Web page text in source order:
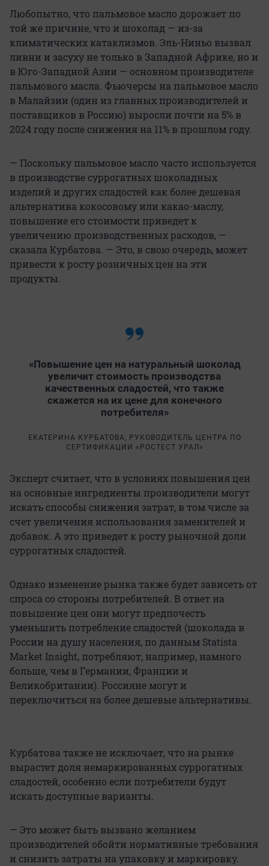
Любопытно, что пальмовое масло дорожает по
той же причине, что и шоколад — из-за
климатических катаклизмов. Эль-Ниньо вызвал
ливни и засуху не только в Западной Африке, но и
в Юго-Западной Азии — основном производителе
пальмового масла. Фьючерсы на пальмовое масло
в Малайзии (один из главных производителей и
поставщиков в Россию) выросли почти на 5% в
2024 году после снижения на 11% в прошлом году.
— Поскольку пальмовое масло часто используется
в производстве суррогатных шоколадных
изделий и других сладостей как более дешевая
альтернатива кокосовому или какао-маслу,
повышение его стоимости приведет к
увеличению производственных расходов, —
сказала Курбатова. — Это, в свою очередь, может
привести к росту розничных цен на эти
продукты.
«Повышение цен на натуральный шоколад
увеличит стоимость производства
качественных сладостей, что также
скажется на их цене для конечного
потребителя»
ЕКАТЕРИНА КУРБАТОВА, РУКОВОДИТЕЛЬ ЦЕНТРА ПО
СЕРТИФИКАЦИИ «РОСТЕСТ УРАЛ»
Эксперт считает, что в условиях повышения цен
на основные ингредиенты производители могут
искать способы снижения затрат, в том числе за
счет увеличения использования заменителей и
добавок. А это приведет к росту рыночной доли
суррогатных сладостей.
Однако изменение рынка также будет зависеть от
спроса со стороны потребителей. В ответ на
повышение цен они могут предпочесть
уменьшить потребление сладостей (шоколада в
России на душу населения, по данным Statista
Market Insight, потребляют, например, намного
больше, чем в Германии, Франции и
Великобритании). Россияне могут и
переключиться на более дешевые альтернативы.
Курбатова также не исключает, что на рынке
вырастет доля немаркированных суррогатных
сладостей, особенно если потребители будут
искать доступные варианты.
— Это может быть вызвано желанием
производителей обойти нормативные требования
и снизить затраты на упаковку и маркировку.